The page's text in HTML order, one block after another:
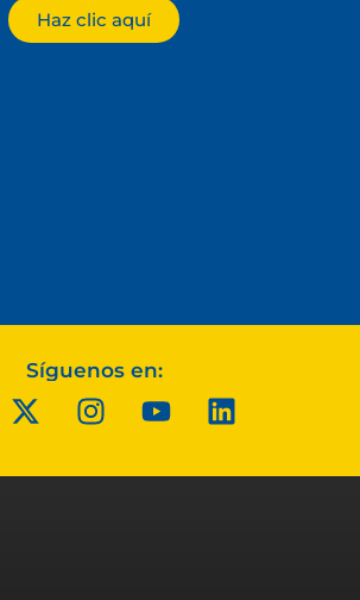
Haz clic aquí
Síguenos en: